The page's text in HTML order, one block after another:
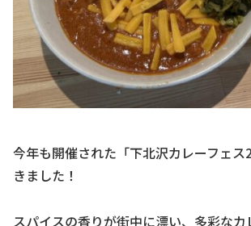
今年も開催された「下北沢カレーフェス
きました！
スパイスの香りが街中に漂い、多彩なカ